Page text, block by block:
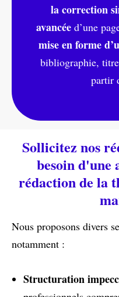
la correction
avancéed’une
mise en forme
bibliographie,
partir
Sollicitez nos
besoin d'une
rédaction de la
Nous proposons divers
notamment :
Structuration